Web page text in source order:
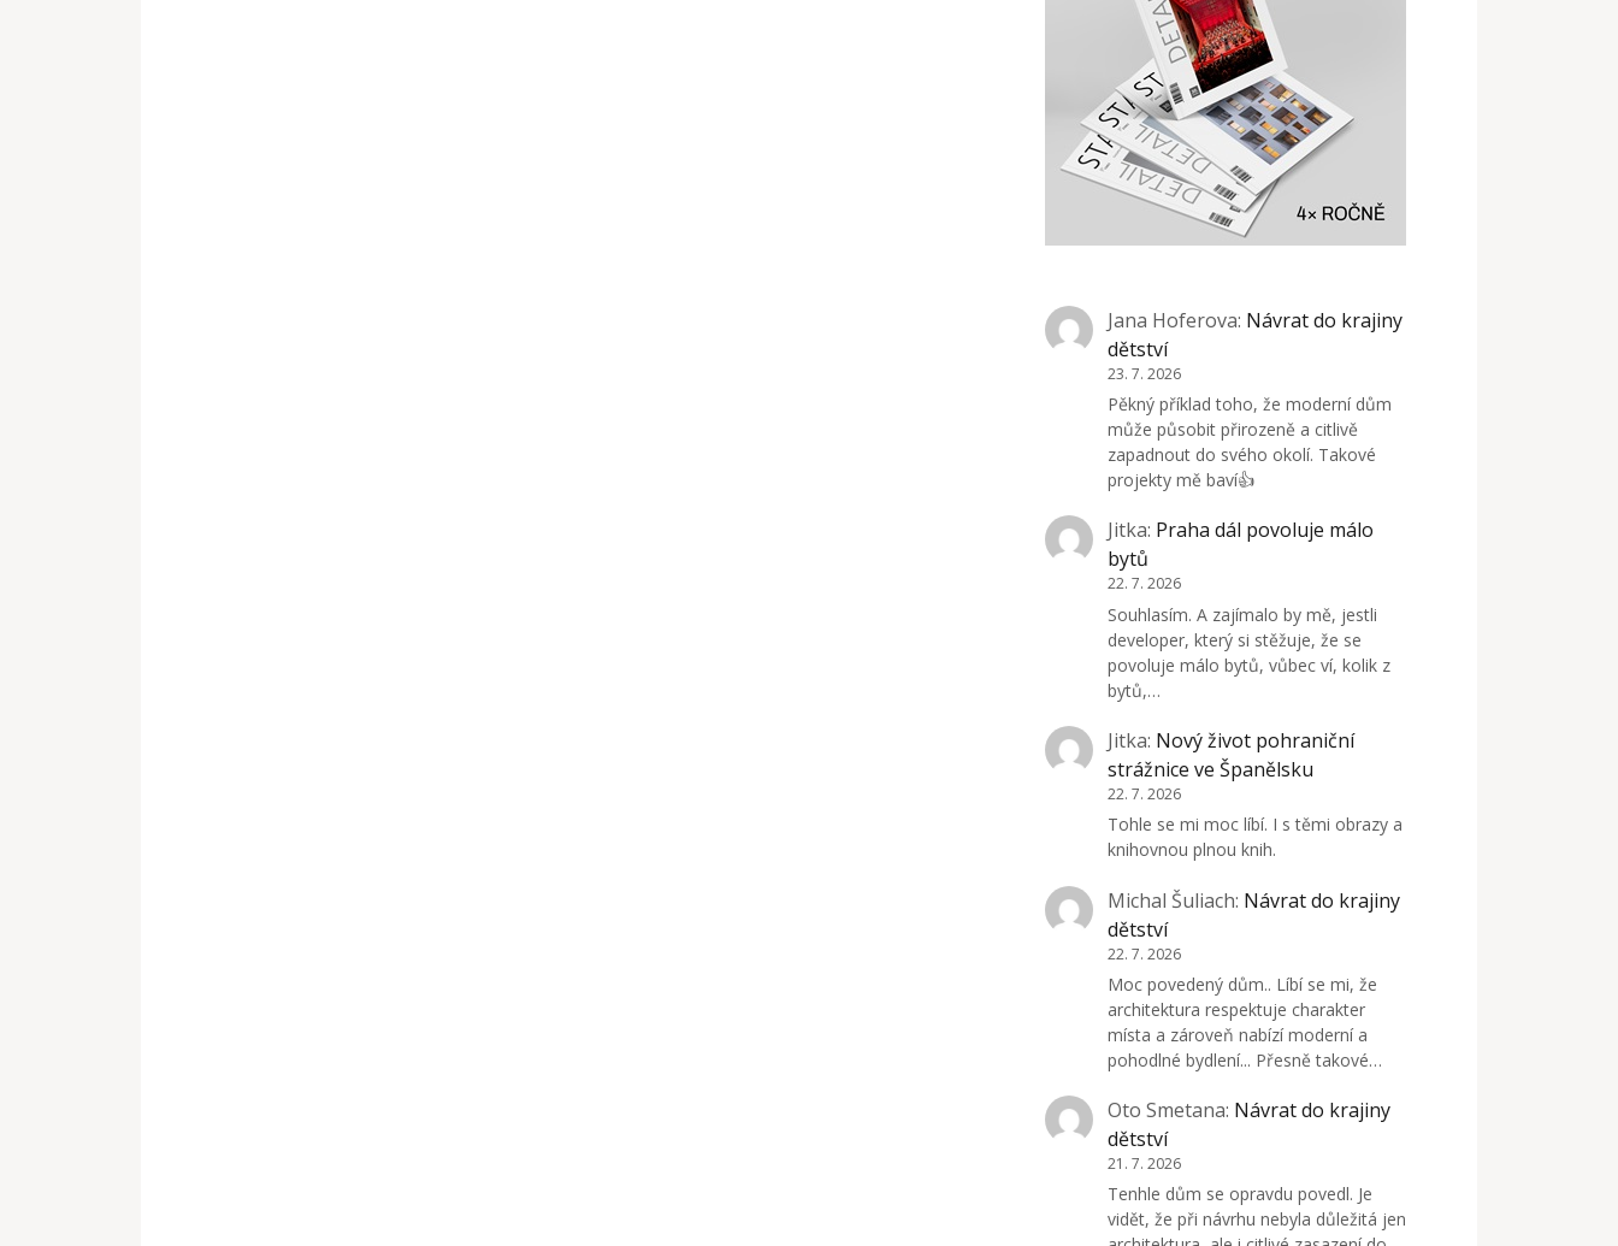
Jana Hoferova: Návrat do krajiny
dětství
23. 7. 2026
Pěkný příklad toho, že moderní dům
může působit přirozeně a citlivě
zapadnout do svého okolí. Takové
projekty mě baví👍
Jitka: Praha dál povoluje málo
bytů
22. 7. 2026
Souhlasím. A zajímalo by mě, jestli
developer, který si stěžuje, že se
povoluje málo bytů, vůbec ví, kolik z
bytů,…
Jitka: Nový život pohraniční
strážnice ve Španělsku
22. 7. 2026
Tohle se mi moc líbí. I s těmi obrazy a
knihovnou plnou knih.
Michal Šuliach: Návrat do krajiny
dětství
22. 7. 2026
Moc povedený dům.. Líbí se mi, že
architektura respektuje charakter
místa a zároveň nabízí moderní a
pohodlné bydlení... Přesně takové…
Oto Smetana: Návrat do krajiny
dětství
21. 7. 2026
Tenhle dům se opravdu povedl. Je
vidět, že při návrhu nebyla důležitá jen